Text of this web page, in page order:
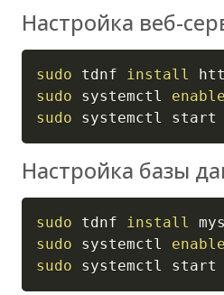
Настройка веб-
sudo tdnf install
sudo systemctl enable
sudo systemctl start
Настройка базы
sudo tdnf install
sudo systemctl enable
sudo systemctl start